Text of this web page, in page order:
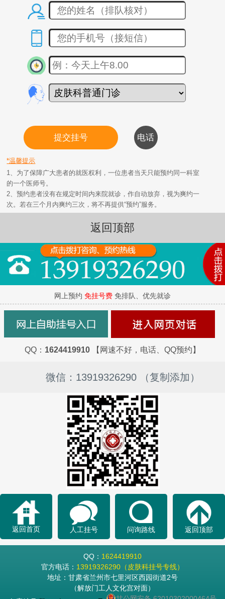
*温馨提示
1、为了保障广大患者的就医权利，一位患者当天只能预约同一科室
的一个医师号。
2、预约患者没有在规定时间内来院就诊，作自动放弃，视为爽约一
次。若在三个月内爽约三次，将不再提供“预约”服务。
返回顶部
网上预约 免挂号费 免排队、优先就诊
QQ： 1624419910 【网速不好，电话、QQ预约】
微信：13919326290 （复制添加）
返回首页 人工挂号 问询路线 返回顶部
QQ： 1624419910
官方电话： 13919326290（皮肤科挂号专线）
地址：甘肃省兰州市七里河区西园街道2号
（解放门工人文化宫对面）